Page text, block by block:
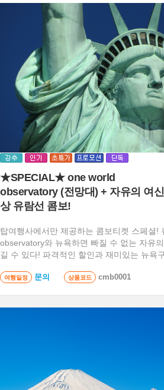
★SPECIAL★ one world
observatory (전망대) + 자유의 여신
상 유람선 콤보!
탑여행사에서만 제공하는 콤보티켓 스페셜! 뉴욕의 대명사 one world
observatory와 뉴욕하면 빠질 수 없는 자유
길 수 있다! 파격적인 할인과 재미있는 뉴욕
여행일정 문의 상품코드 cmb0001